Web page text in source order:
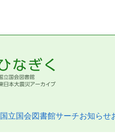
国立国会図書館サーチお知らせ